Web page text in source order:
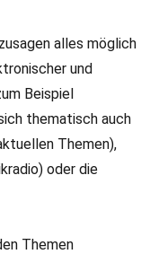
alles möglich
und
Beispiel
thematisch auch
Themen),
oder die
Themen